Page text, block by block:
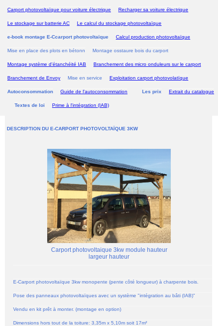
Carport photovoltaïque pour voiture électrique Recharger sa voiture électrique
Le stockage sur batterie AC Le calcul du stockage photovoltaïque
e-book montage E-Ccarport photovoltaïque Calcul production photovoltaïque
Mise en place des plots en bétonn Montage osstaure bois du carport
Montage système d'étanchéité IAB Branchement des micro onduleurs sur le carport
Branchement de Envoy Mise en service Exploitation carport photovolatïque
Autoconsommation Guide de l'autoconsommation Les prix Extrait du catalogue
Textes de loi Prime à l'intégration (IAB)
DESCRIPTION DU E-CARPORT PHOTOVOLTAÏQUE 3KW
Carport photovoltaique 3kw module hauteur
largeur hauteur
E-Carport photovoltaïque 3kw monopente (pente côté longueur) à charpente bois.
Pose des panneaux photovoltaïques avec un système "intégration au bâti (IAB)"
Vendu en kit prêt à monter. (montage en option)
Dimensions hors tout de la toiture: 3,35m x 5,10m soit 17m²